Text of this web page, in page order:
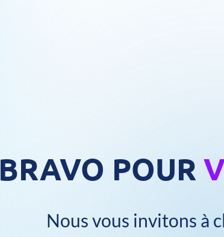
BRAVO POUR
Nous vous invitons à